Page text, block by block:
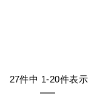
27件中 1-20件表示